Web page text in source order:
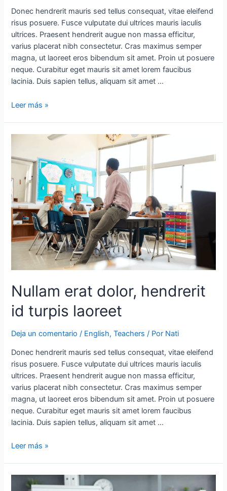
Donec hendrerit mauris sed tellus consequat, vitae eleifend
risus posuere. Fusce vulputate dui ultrices mauris iaculis
ultrices. Praesent hendrerit augue non massa efficitur,
varius placerat nibh consectetur. Cras maximus semper
magna, ut laoreet eros bibendum sit amet. Proin ut posuere
neque. Curabitur eget mauris sit amet lorem faucibus
lacinia. Duis sapien tellus, aliquam sit amet …
Leer más »
Nullam erat dolor, hendrerit
id turpis laoreet
Deja un comentario / English,Teachers / Por Nati
Donec hendrerit mauris sed tellus consequat, vitae eleifend
risus posuere. Fusce vulputate dui ultrices mauris iaculis
ultrices. Praesent hendrerit augue non massa efficitur,
varius placerat nibh consectetur. Cras maximus semper
magna, ut laoreet eros bibendum sit amet. Proin ut posuere
neque. Curabitur eget mauris sit amet lorem faucibus
lacinia. Duis sapien tellus, aliquam sit amet …
Leer más »